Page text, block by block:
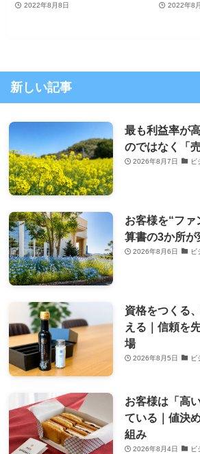
2022年8月8日 2022年8
新しい記事
最も利益率が
のではなく「
2026年8月7日 ビ
お客様を“ファ
算書の3か所が
2026年8月6日 ビ
資格をつくる
える｜信頼を
場
2026年8月5日 ビ
お客様は「高
ている｜値決
組み
2026年8月4日 ビ